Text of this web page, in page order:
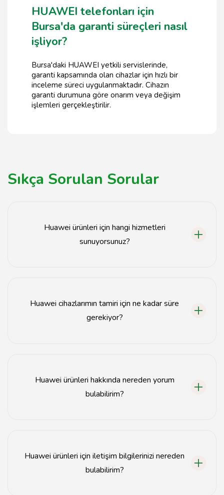
HUAWEI telefonları için
Bursa'da garanti süreçleri nasıl
işliyor?
Bursa'daki HUAWEI yetkili servislerinde,
garanti kapsamında olan cihazlar için hızlı bir
inceleme süreci uygulanmaktadır. Cihazın
garanti durumuna göre onarım veya değişim
işlemleri gerçekleştirilir.
Sıkça Sorulan Sorular
Huawei ürünleri için hangi hizmetleri
sunuyorsunuz?
Huawei cihazlarımın tamiri için ne kadar süre
gerekiyor?
Huawei ürünleri hakkında nereden yorum
bulabilirim?
paylaşmak için düzenli olarak güncellenmektedir.
Huawei ürünleri için iletişim bilgilerinizi nereden
bulabilirim?